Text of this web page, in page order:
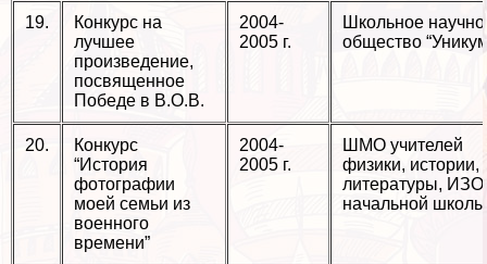
19.
Конкурс на
лучшее
произведение,
посвященное
Победе в В.О.В.
2004-
2005 г.
Школьное
общество
20.
Конкурс
“История
фотографии
моей семьи из
военного
времени”
2004-
2005 г.
ШМО учителей
физики, истории,
литературы, ИЗО,
начальной